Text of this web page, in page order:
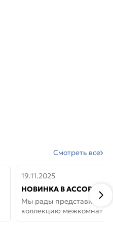
Смотреть все
19.11.2025
НОВИНКА В
ДВЕРИ GLOSSMAT —
НЕОКЛАССИКА И УЮТ
Мы рады представить
коллекцию
GlossMat